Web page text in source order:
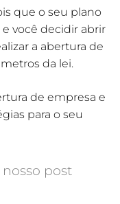
que o seu plano
você decidir abrir
a abertura de
da lei.
de empresa e
para o seu
post